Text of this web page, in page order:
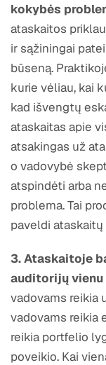
kokybės
ataskaitos
ir sąžiningai
būseną.
kurie vėliau, kai
kad išvengtų
ataskaitas apie
atsakingas už
o vadovybė
atspindėti arba
problema. Tai
paveldi
3. Ataskaitoje
auditorijų vienu
vadovams reikia
vadovams reikia
reikia portfelio
poveikio. Kai